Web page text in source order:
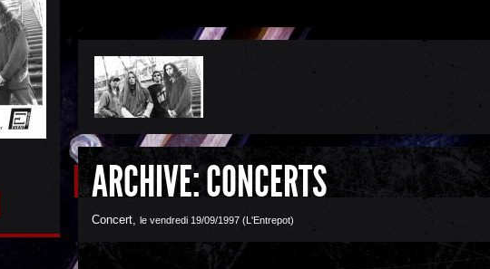
ARCHIVE: CONCERTS
Concert, le vendredi 19/09/1997 (L'Entrepot)